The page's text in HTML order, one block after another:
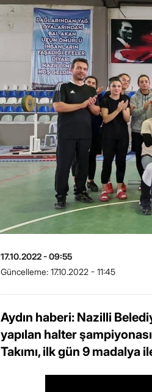
17.10.2022 - 09:55
Güncelleme: 17.10.2022 - 11:45
Aydın haberi: Nazilli
yapılan halter
Takımı, ilk gün 9 madalya